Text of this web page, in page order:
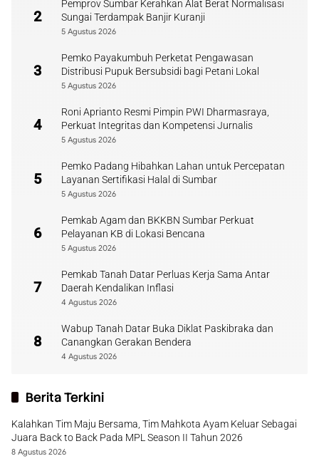
2
Pemprov Sumbar Kerahkan Alat Berat Normalisasi
Sungai Terdampak Banjir Kuranji
5 Agustus 2026
3
Pemko Payakumbuh Perketat Pengawasan
Distribusi Pupuk Bersubsidi bagi Petani Lokal
5 Agustus 2026
4
Roni Aprianto Resmi Pimpin PWI Dharmasraya,
Perkuat Integritas dan Kompetensi Jurnalis
5 Agustus 2026
5
Pemko Padang Hibahkan Lahan untuk Percepatan
Layanan Sertifikasi Halal di Sumbar
5 Agustus 2026
6
Pemkab Agam dan BKKBN Sumbar Perkuat
Pelayanan KB di Lokasi Bencana
5 Agustus 2026
7
Pemkab Tanah Datar Perluas Kerja Sama Antar
Daerah Kendalikan Inflasi
4 Agustus 2026
8
Wabup Tanah Datar Buka Diklat Paskibraka dan
Canangkan Gerakan Bendera
4 Agustus 2026
Berita Terkini
Kalahkan Tim Maju Bersama, Tim Mahkota Ayam Keluar Sebagai
Juara Back to Back Pada MPL Season II Tahun 2026
8 Agustus 2026